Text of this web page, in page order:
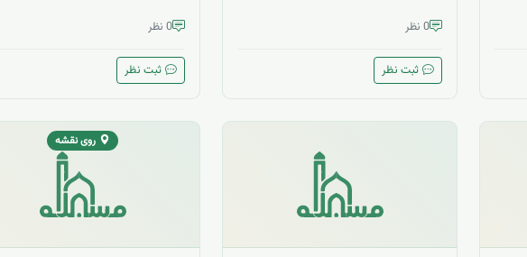
0 نظر
ثبت نظر
0 نظر
ثبت نظر
روی نقشه